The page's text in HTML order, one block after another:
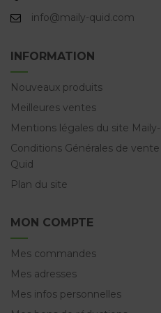
info@maily-quid.com
INFORMATION
Nouveaux produits
Meilleures ventes
Mentions légales du site
Conditions Générales de
Quid
Plan du site
MON COMPTE
Mes commandes
Mes adresses
Mes infos personnelles